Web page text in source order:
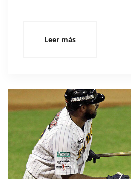
Leer más